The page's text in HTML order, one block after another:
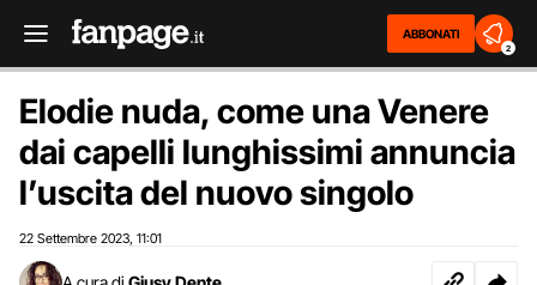
ABBONATI
2
Elodie nuda, come una Venere
dai capelli lunghissimi annuncia
l’uscita del nuovo singolo
22 Settembre 2023 11:01